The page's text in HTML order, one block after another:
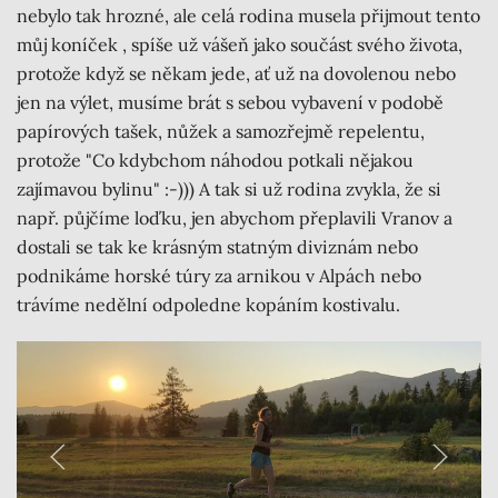
nebylo tak hrozné, ale celá rodina musela přijmout tento
můj koníček , spíše už vášeň jako součást svého života,
protože když se někam jede, ať už na dovolenou nebo
jen na výlet, musíme brát s sebou vybavení v podobě
papírových tašek, nůžek a samozřejmě repelentu,
protože "Co kdybchom náhodou potkali nějakou
zajímavou bylinu" :-))) A tak si už rodina zvykla, že si
např. půjčíme loďku, jen abychom přeplavili Vranov a
dostali se tak ke krásným statným diviznám nebo
podnikáme horské túry za arnikou v Alpách nebo
trávíme nedělní odpoledne kopáním kostivalu.